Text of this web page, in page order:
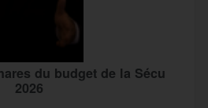
du budget de la Sécu
2026